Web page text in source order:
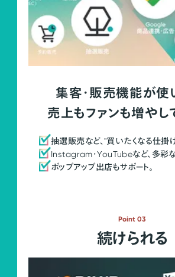
集客・販売機能が使
売上もファンも増やし
抽選販売など、"買いたくなる仕掛
Instagram・YouTubeなど、多彩な
ポップアップ出店もサポート。
Point 03
続けられる